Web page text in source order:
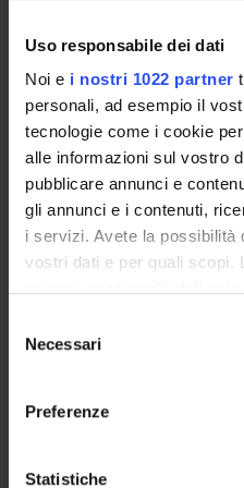
Uso responsabile dei dati
Noi e i nostri 1022 partner
personali, ad esempio il
tecnologie come i cookie
alle informazioni sul vostro
pubblicare annunci e
gli annunci e i contenuti,
i servizi. Avete la possibilità
vostri dati e per quali scopi.
modificare o revocare il
momento dalla
raccogliere
delNecessari
Preferenze
Statistiche
SPONSORS:
PRIN VALUTATO
Funds:requested
Syllabus:PRIN
PROJECT PARTICIPANTS
Associate Professor
Proteomica strutturale,